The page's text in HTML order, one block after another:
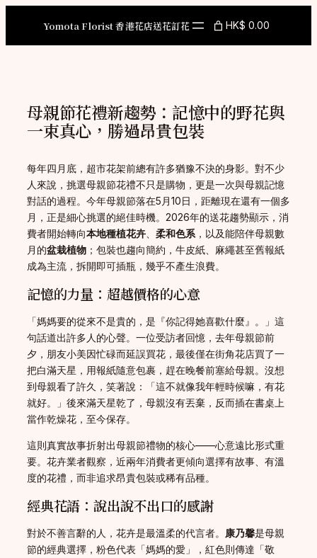
Yomota Florist 香港花店送花訂花 HK$ 0.00
母親節花禮新趨勢：記憶中的野花與
一束真心，勝過昂貴包裝
每年四月底，超市花架前總有許多猶豫不決的身影。對不少
人來說，挑選母親節花禮不只是購物，更是一次與母親記憶
對話的過程。今年母親節落在5月10日，距離現在還有一個多
月，正是細心挑選的絕佳時機。2026年的送花趨勢顯示，消
費者開始轉向本地種植花卉 柔和色系 ，以及能陪伴母親數
月的盆栽植物 ；包裝也趨向簡約，牛皮紙、麻繩甚至舊報紙
成為主流，拆開即可插瓶，幾乎不產生浪費。
記憶的力量：超越價格的心意
「媽媽要的從來不是貴的，是『你記得她喜歡什麼』。」這
句話道出許多人的心聲。一位受訪者回憶，去年母親節前
夕，朋友小美因忙碌而延誤買花，最後僅在街角花店買了一
把白滿天星，用報紙隨意包裹，趕在晚餐前塞給母親。沒想
到母親看了許久，笑著說：「這不就像我年輕時候嘛，有花
就好。」後來滿天星乾了，母親沒有丟棄，反而插在書桌上
當作乾燥花，至今保存。
這則真實故事折射出母親節禮物的核心——心意遠比形式重
要。花卉業者觀察，近兩年消費者更傾向選擇有故事、有溫
度的花禮，而非追求昂貴包裝或稀有品種。
經典花語：說出說不出口的感謝
對於不善言辭的人，花卉是最溫柔的代言者。 康乃馨是母親
節的經典選擇，粉色代表「媽媽的愛」，紅色則傳達「敬